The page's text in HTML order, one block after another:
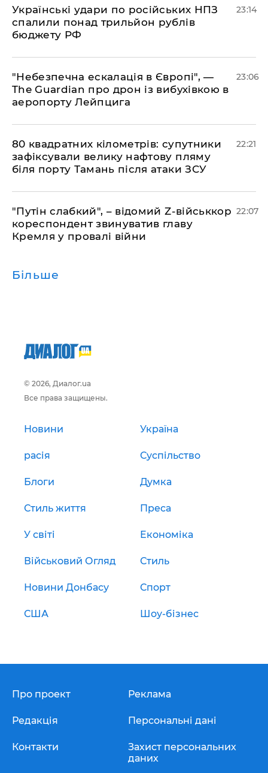
​Українські удари по російських НПЗ
спалили понад трильйон рублів
бюджету РФ
23:14
​"Небезпечна ескалація в Європі", —
The Guardian про дрон із вибухівкою в
аеропорту Лейпцига
23:06
​80 квадратних кілометрів: супутники
зафіксували велику нафтову пляму
біля порту Тамань після атаки ЗСУ
22:21
"Путін слабкий", – відомий Z-військкор
кореспондент звинуватив главу
Кремля у провалі війни
22:07
Більше
© 2026, Диалог.ua
Все права защищены.
Новини Україна
расія Суспільство
Блоги Думка
Стиль життя Преса
У світі Економіка
Військовий Огляд Стиль
Новини Донбасу Спорт
США Шоу-бізнес
Про проект
Редакція
Контакти
Реклама
Персональні дані
Захист персональних
даних